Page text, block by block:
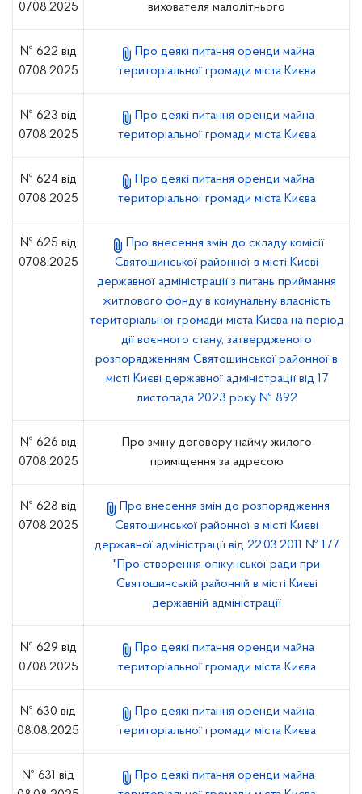
07.08.2025
вихователя малолітнього
№ 622 від
07.08.2025
Про деякі питання оренди майна
територіальної громади міста Києва
№ 623 від
07.08.2025
Про деякі питання оренди майна
територіальної громади міста Києва
№ 624 від
07.08.2025
Про деякі питання оренди майна
територіальної громади міста Києва
№ 625 від
07.08.2025
Про внесення змін до складу комісії
Святошинської районної в місті Києві
державної адміністрації з питань приймання
житлового фонду в комунальну власність
територіальної громади міста Києва на період
дії воєнного стану, затвердженого
розпорядженням Святошинської районної в
місті Києві державної адміністрації від 17
листопада 2023 року № 892
№ 626 від
07.08.2025
Про зміну договору найму жилого
приміщення за адресою
№ 628 від
07.08.2025
Про внесення змін до розпорядження
Святошинської районної в місті Києві
державної адміністрації від 22.03.2011 № 177
"Про створення опікунської ради при
Святошинській районній в місті Києві
державній адміністрації
№ 629 від
07.08.2025
Про деякі питання оренди майна
територіальної громади міста Києва
№ 630 від
08.08.2025
Про деякі питання оренди майна
територіальної громади міста Києва
№ 631 від
Про деякі питання оренди майна